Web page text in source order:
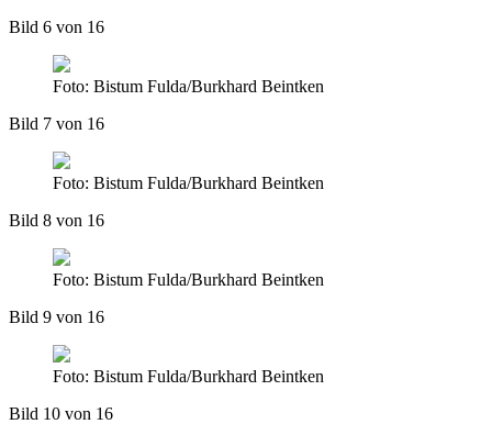
Bild 6 von 16
Foto: Bistum Fulda/Burkhard Beintken
Bild 7 von 16
Foto: Bistum Fulda/Burkhard Beintken
Bild 8 von 16
Foto: Bistum Fulda/Burkhard Beintken
Bild 9 von 16
Foto: Bistum Fulda/Burkhard Beintken
Bild 10 von 16